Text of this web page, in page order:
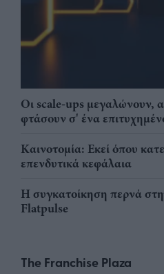
Οι scale-ups μεγαλώνουν,
φτάσουν σ' ένα
Καινοτομία: Εκεί όπου
επενδυτικά κεφάλαια
Η συγκατοίκηση περνά
Flatpulse
The Franchise Plaza